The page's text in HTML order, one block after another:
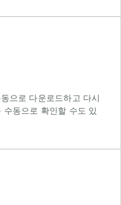
으로 다운로드하고 다시
동으로 확인할 수도 있